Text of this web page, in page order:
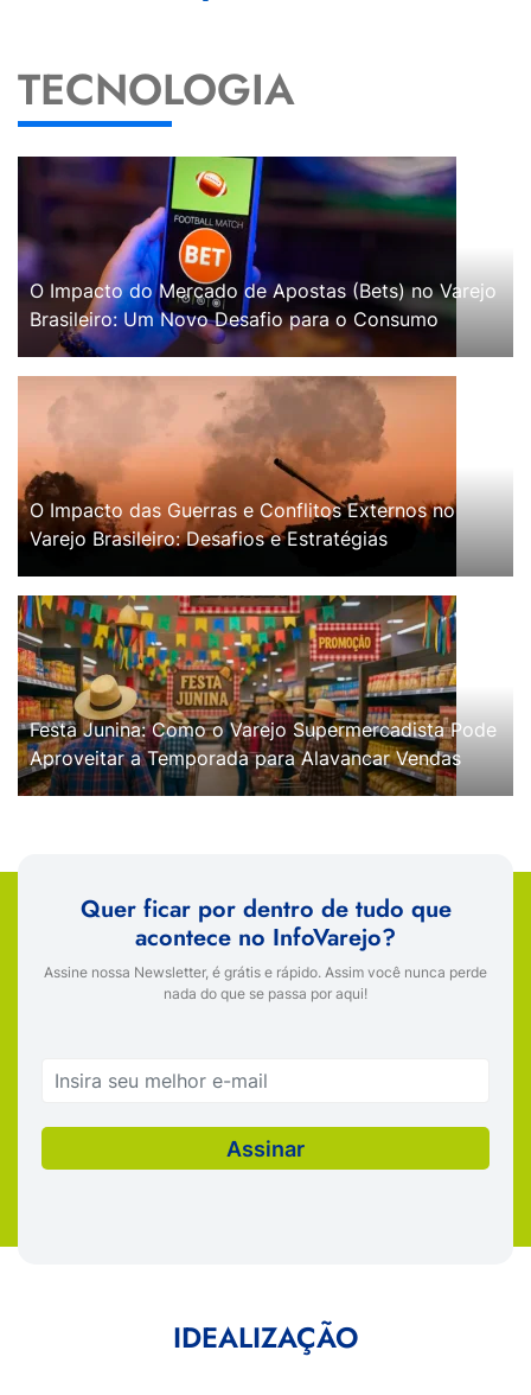
TECNOLOGIA
O Impacto do Mercado de Apostas (Bets) no Varejo
Brasileiro: Um Novo Desafio para o Consumo
O Impacto das Guerras e Conflitos Externos no
Varejo Brasileiro: Desafios e Estratégias
Festa Junina: Como o Varejo Supermercadista Pode
Aproveitar a Temporada para Alavancar Vendas
Quer ficar por dentro de tudo que
acontece no InfoVarejo?
Assine nossa Newsletter, é grátis e rápido. Assim você nunca perde
nada do que se passa por aqui!
IDEALIZAÇÃO